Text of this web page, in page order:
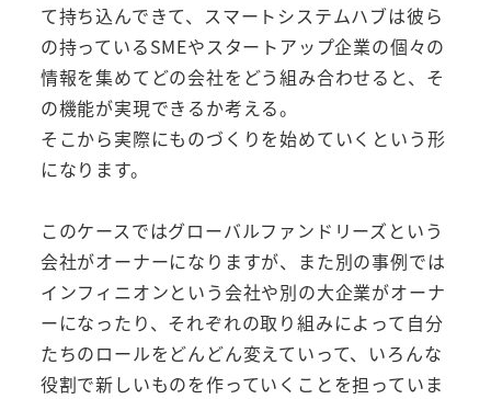
て持ち込んできて、スマートシステムハブは彼ら
の持っているSMEやスタートアップ企業の個々の
情報を集めてどの会社をどう組み合わせると、そ
の機能が実現できるか考える。
そこから実際にものづくりを始めていくという形
になります。
このケースではグローバルファンドリーズという
会社がオーナーになりますが、また別の事例では
インフィニオンという会社や別の大企業がオーナ
ーになったり、それぞれの取り組みによって自分
たちのロールをどんどん変えていって、いろんな
役割で新しいものを作っていくことを担っていま